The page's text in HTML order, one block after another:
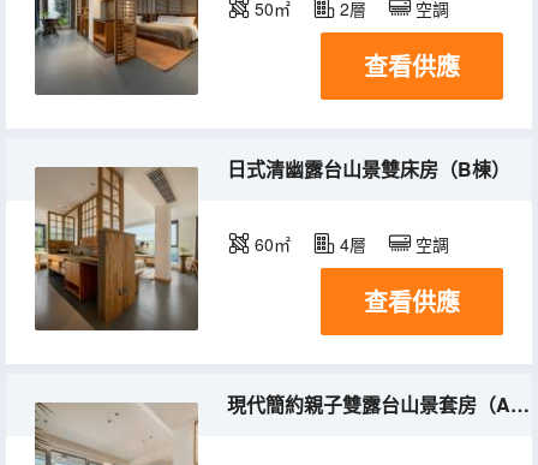
50㎡ 2層 空調
查看供應
日式清幽露台山景雙床房（B棟）
60㎡ 4層 空調
查看供應
現代簡約親子雙露台山景套房（A棟）